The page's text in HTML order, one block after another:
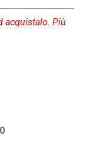
acquistalo. Più